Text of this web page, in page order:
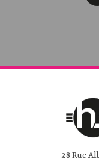
28 Rue